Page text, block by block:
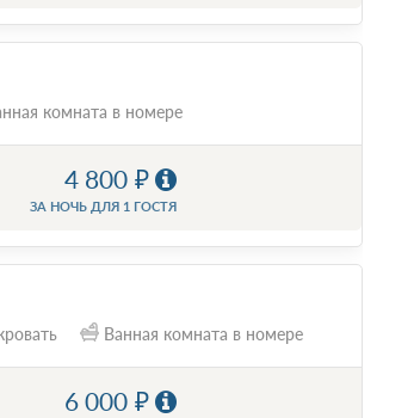
комната в номере
4 800
ЗА НОЧЬ ДЛЯ 1 ГОСТЯ
Ванная комната в номере
6 000